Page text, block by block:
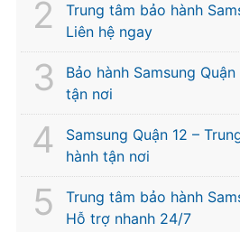
Trung tâm bảo hành
Liên hệ ngay
Bảo hành Samsung
tận nơi
Samsung Quận 12 –
hành tận nơi
Trung tâm bảo hành
Hỗ trợ nhanh 24/7